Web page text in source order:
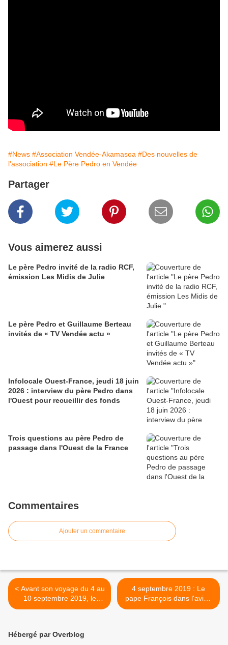
#News #Association Vendée-Akamasoa #Des nouvelles de
l'association #Le Père Pedro en Vendée
Partager
Vous aimerez aussi
Le père Pedro invité de la radio RCF,
émission Les Midis de Julie
Le père Pedro et Guillaume Berteau
invités de « TV Vendée actu »
Infolocale Ouest-France, jeudi 18 juin
2026 : interview du père Pedro dans
l'Ouest pour recueillir des fonds
Trois questions au père Pedro de
passage dans l'Ouest de la France
Commentaires
Ajouter un commentaire
< Avant son voyage du 4 au
10 septembre 2019, le
Pape s'adresse aux
Mauriciens
4 septembre 2019 : Le
pape François dans l'avion
vers, notamment,
Hébergé par Overblog